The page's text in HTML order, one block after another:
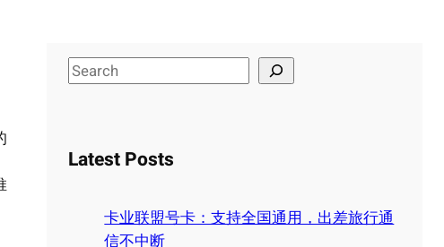
S
e
c
Latest Posts
卡业联盟号卡：支持全国通用，出差旅行通
信不中断